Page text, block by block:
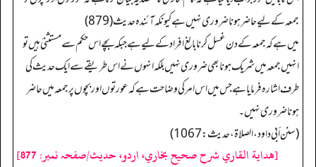
جمعہ کے لیے حاضر ہونا ضروری نہیں ہے کیونکہ آئندہ حدیث (879)
میں ہے کہ جمعہ کے دن غسل کرنا بالغ افراد کے لیے ہے جبکہ بچے اس حکم سے مستثنیٰ ہیں تو
انہیں جمعہ میں شریک ہونا بھی ضروری نہیں بلکہ انہوں نے اس طریقے سے ایک حدیث کی
طرف اشارہ فرمایا ہے جس میں اس امر کی وضاحت ہے کہ عورتوں اور بچوں پر جمعہ میں حاضر
ہونا ضروری نہیں۔
(سنن أبي داود، الصلاة، حدیث: 1067)
[هداية القاري شرح صحيح بخاري، اردو، حدیث/صفحہ نمبر: 877]